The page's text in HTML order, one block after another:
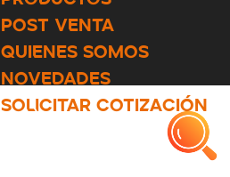
POST VENTA
QUIENES SOMOS
NOVEDADES
SOLICITAR COTIZACIÓN